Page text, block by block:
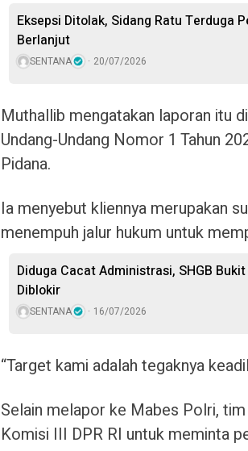
Eksepsi Ditolak, Sidang Ratu Terduga
Berlanjut
SENTANA 20/07/2026
Muthallib mengatakan laporan itu
Undang-Undang Nomor 1 Tahun
Pidana.
Ia menyebut kliennya merupakan
menempuh jalur hukum untuk
Diduga Cacat Administrasi, SHGB
Diblokir
SENTANA 16/07/2026
“Target kami adalah tegaknya
Selain melapor ke Mabes Polri,
Komisi III DPR RI untuk meminta